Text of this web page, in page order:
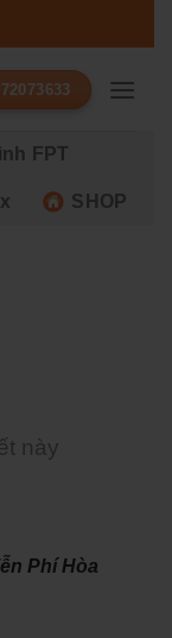
FPT
SHOP
này
Phí Hòa